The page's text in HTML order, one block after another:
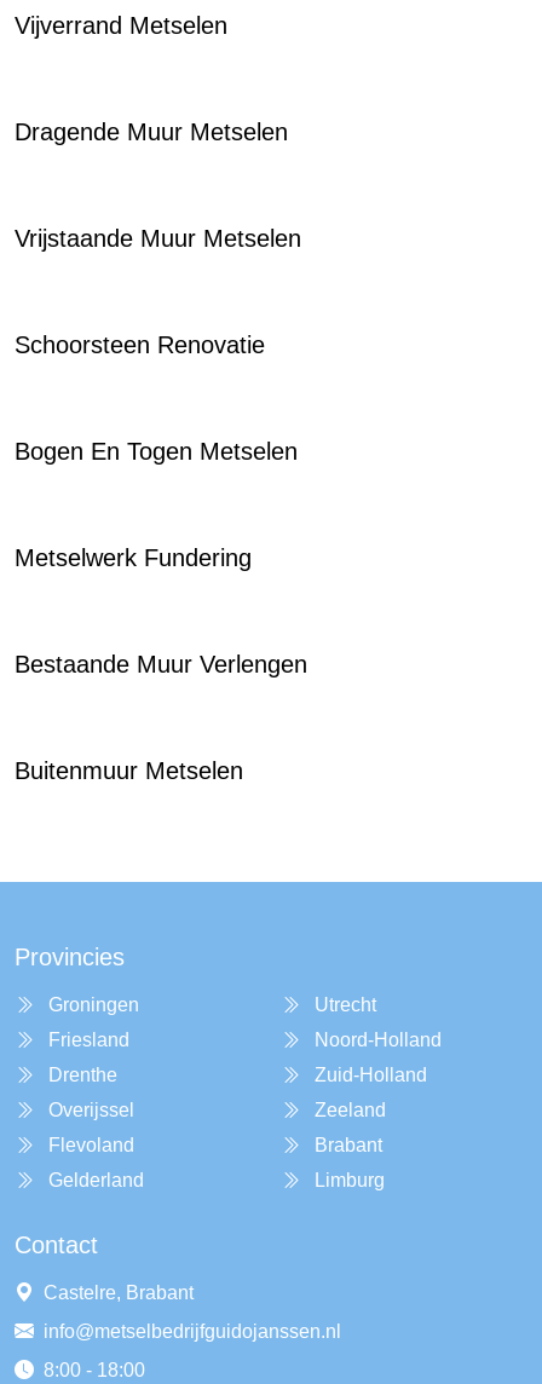
Vijverrand Metselen
Dragende Muur Metselen
Vrijstaande Muur Metselen
Schoorsteen Renovatie
Bogen En Togen Metselen
Metselwerk Fundering
Bestaande Muur Verlengen
Buitenmuur Metselen
Provincies
Groningen
Friesland
Drenthe
Overijssel
Flevoland
Gelderland
Utrecht
Noord-Holland
Zuid-Holland
Zeeland
Brabant
Limburg
Contact
Castelre, Brabant
info@metselbedrijfguidojanssen.nl
8:00 - 18:00